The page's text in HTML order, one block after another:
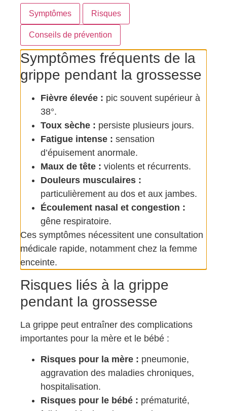
Symptômes Risques
Conseils de prévention
Symptômes fréquents de la
grippe pendant la grossesse
Fièvre élevée : pic souvent supérieur à
38°.
Toux sèche : persiste plusieurs jours.
Fatigue intense : sensation
d’épuisement anormale.
Maux de tête : violents et récurrents.
Douleurs musculaires :
particulièrement au dos et aux jambes.
Écoulement nasal et congestion :
gêne respiratoire.
Ces symptômes nécessitent une consultation
médicale rapide, notamment chez la femme
enceinte.
Risques liés à la grippe
pendant la grossesse
La grippe peut entraîner des complications
importantes pour la mère et le bébé :
Risques pour la mère : pneumonie,
aggravation des maladies chroniques,
hospitalisation.
Risques pour le bébé : prématurité,